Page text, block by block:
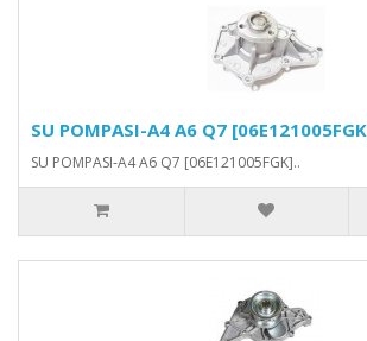
SU POMPASI-A4 A6 Q7
SU POMPASI-A4 A6 Q7 [06E121005FGK]..